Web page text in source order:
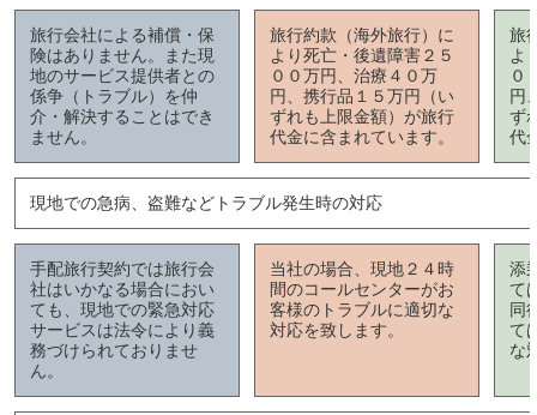
旅行会社による補償・保
険はありません。また現
地のサービス提供者との
係争（トラブル）を仲
介・解決することはでき
ません。
旅行約款（海外旅行）に
より死亡・後遺障害２５
００万円、治療４０万
円、携行品１５万円（い
ずれも上限金額）が旅行
代金に含まれています。
旅
よ
０
円
ず
代
現地での急病、盗難などトラブル発生時の対応
手配旅行契約では旅行会
社はいかなる場合におい
ても、現地での緊急対応
サービスは法令により義
務づけられておりませ
ん。
当社の場合、現地２４時
間のコールセンターがお
客様のトラブルに適切な
対応を致します。
添
て
同
て
な